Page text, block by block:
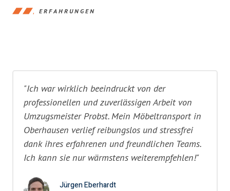
ERFAHRUNGEN
"Ich war wirklich beeindruckt von der
professionellen und zuverlässigen Arbeit von
Umzugsmeister Probst. Mein Möbeltransport in
Oberhausen verlief reibungslos und stressfrei
dank ihres erfahrenen und freundlichen Teams.
Ich kann sie nur wärmstens weiterempfehlen!"
Jürgen Eberhardt